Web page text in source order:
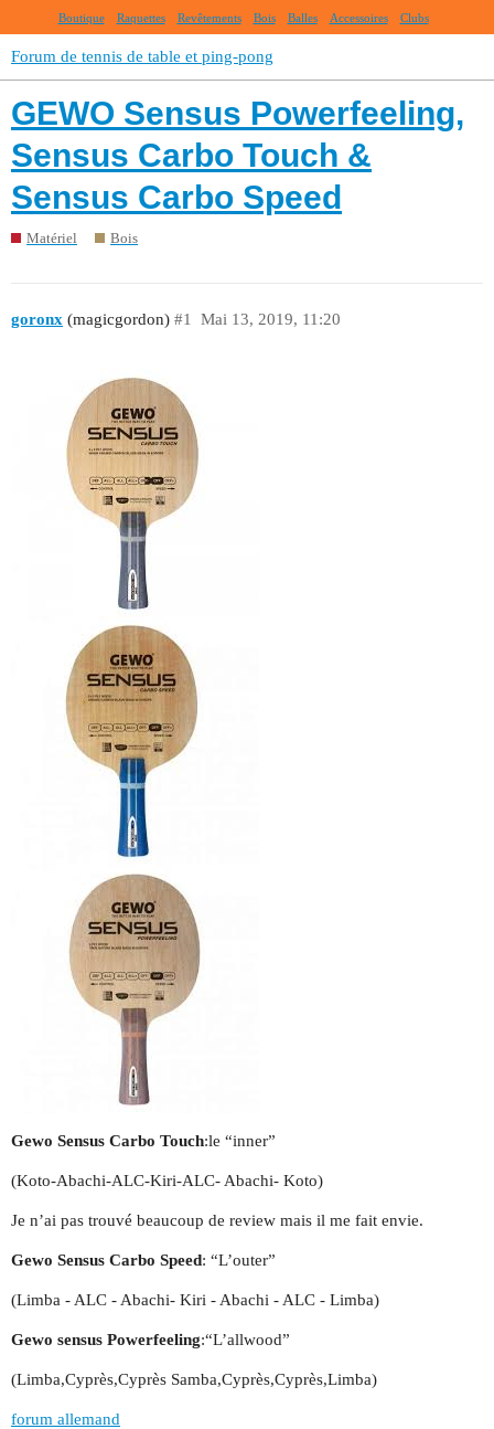
Boutique Raquettes Revêtements Bois Balles Accessoires Clubs
Forum de tennis de table et ping-pong
GEWO Sensus Powerfeeling,
Sensus Carbo Touch &
Sensus Carbo Speed
Matériel Bois
goronx (magicgordon) Mai 13, 2019, 11:20
#1
Gewo Sensus Carbo Touch:le “inner”
(Koto-Abachi-ALC-Kiri-ALC- Abachi- Koto)
Je n’ai pas trouvé beaucoup de review mais il me fait envie.
Gewo Sensus Carbo Speed: “L’outer”
(Limba - ALC - Abachi- Kiri - Abachi - ALC - Limba)
Gewo sensus Powerfeeling:“L’allwood”
(Limba,Cyprès,Cyprès Samba,Cyprès,Cyprès,Limba)
forum allemand